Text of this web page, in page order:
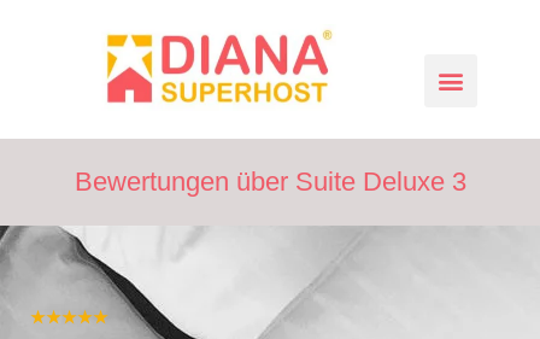
Bewertungen über Suite Deluxe 3
★★★★★